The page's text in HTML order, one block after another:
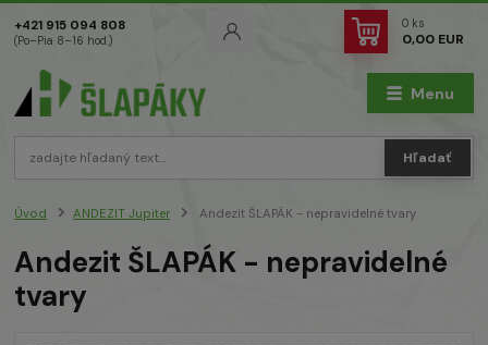
Menu
Hľadať
+421 915 094 808
(Po–Pia 8–16 hod.)
0 ks
0,00 EUR
Úvod ANDEZIT Jupiter Andezit ŠLAPÁK - nepravidelné tvary
Andezit ŠLAPÁK - nepravidelné
tvary